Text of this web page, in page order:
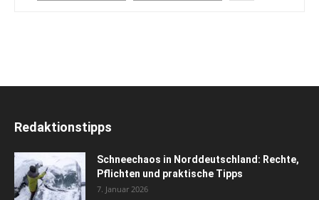
Redaktionstipps
Schneechaos in Norddeutschland: Rechte,
Pflichten und praktische Tipps
7. Januar 2026